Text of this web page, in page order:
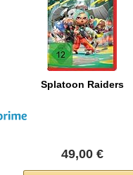
Splatoon Raiders
49,00 €